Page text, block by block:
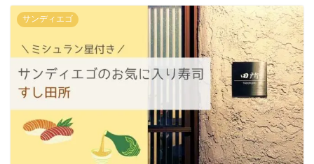
サンディエゴ